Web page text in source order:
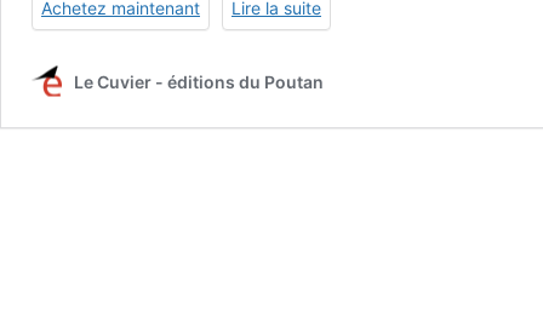
Achetez maintenant Lire la suite
Le Cuvier - éditions du Poutan